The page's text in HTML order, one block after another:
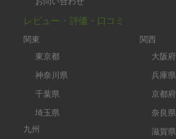
レビュー・評価・口コミ
関東
東京都
神奈川県
千葉県
埼玉県
九州
関西
大阪府
兵庫県
京都府
奈良県
滋賀県